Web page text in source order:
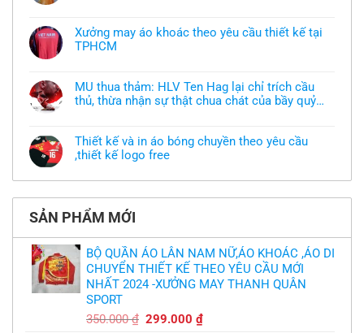
bình
luận
ở
áo
thun
đồng
chưa
có
mẫu
thì
làm
Xưởng may áo khoác theo yêu cầu thiết kế tại
TPHCM
bình
luận
ở
Xưởng
khoác
theo
yêu
thiết
tại
TPHCM
MU thua thảm: HLV Ten Hag lại chỉ trích cầu
thủ, thừa nhận sự thật chua chát của bầy quỷ
bình
luận
ở
MU
thảm:
Hag
lại
trích
cầu
thủ,
thừa
nhận
sự
thật
chát
Thiết kế và in áo bóng chuyền theo yêu cầu
,thiết kế logo free
có
luận
Thiết
và
in
áo
bóng
chuyền
theo
yêu
,thiết
SẢN PHẨM MỚI
BỘ QUẦN ÁO LÂN NAM NỮ,ÁO KHOÁC ,ÁO DI
CHUYỂN THIẾT KẾ THEO YÊU CẦU MỚI
NHẤT 2024 -XƯỞNG MAY THANH QUÂN
SPORT
350.000₫ Giá
299.000₫Giá